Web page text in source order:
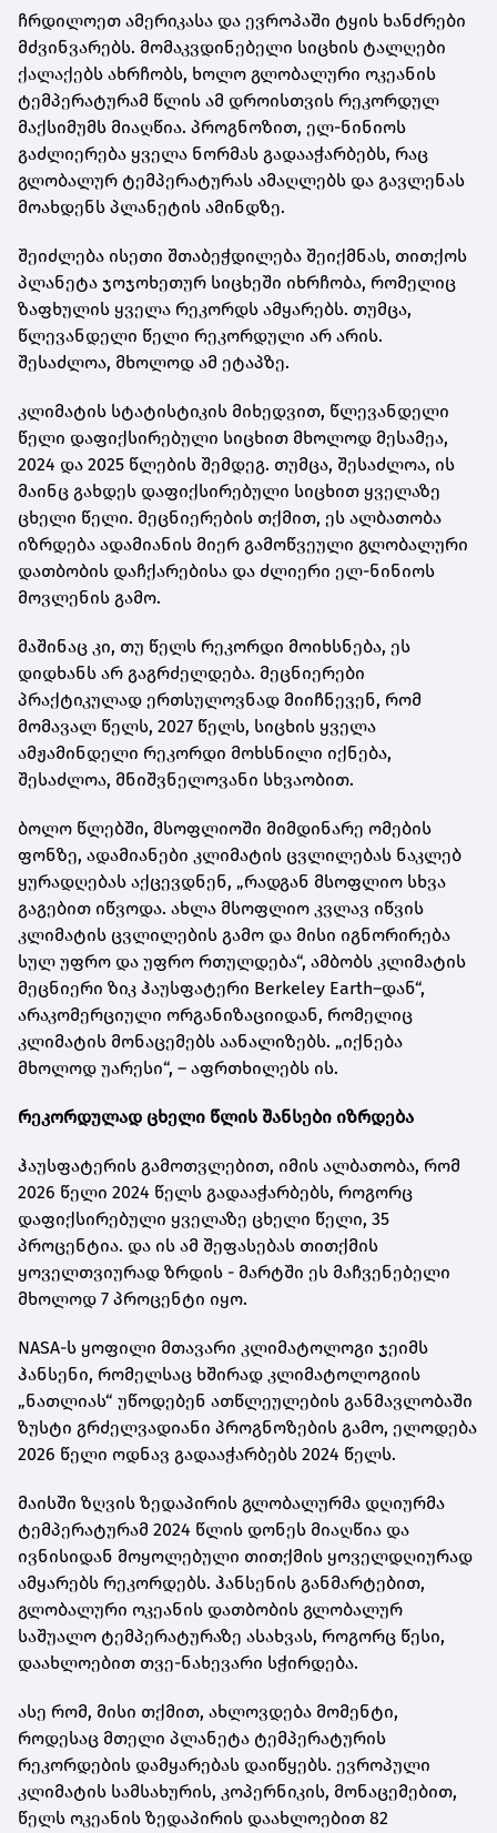
ჩრდილოეთ ამერიკასა და ევროპაში ტყის ხანძრები
მძვინვარებს. მომაკვდინებელი სიცხის ტალღები
ქალაქებს ახრჩობს, ხოლო გლობალური ოკეანის
ტემპერატურამ წლის ამ დროისთვის რეკორდულ
მაქსიმუმს მიაღწია. პროგნოზით, ელ-ნინიოს
გაძლიერება ყველა ნორმას გადააჭარბებს, რაც
გლობალურ ტემპერატურას ამაღლებს და გავლენას
მოახდენს პლანეტის ამინდზე.
შეიძლება ისეთი შთაბეჭდილება შეიქმნას, თითქოს
პლანეტა ჯოჯოხეთურ სიცხეში იხრჩობა, რომელიც
ზაფხულის ყველა რეკორდს ამყარებს. თუმცა,
წლევანდელი წელი რეკორდული არ არის.
შესაძლოა, მხოლოდ ამ ეტაპზე.
კლიმატის სტატისტიკის მიხედვით, წლევანდელი
წელი დაფიქსირებული სიცხით მხოლოდ მესამეა,
2024 და 2025 წლების შემდეგ. თუმცა, შესაძლოა, ის
მაინც გახდეს დაფიქსირებული სიცხით ყველაზე
ცხელი წელი. მეცნიერების თქმით, ეს ალბათობა
იზრდება ადამიანის მიერ გამოწვეული გლობალური
დათბობის დაჩქარებისა და ძლიერი ელ-ნინიოს
მოვლენის გამო.
მაშინაც კი, თუ წელს რეკორდი მოიხსნება, ეს
დიდხანს არ გაგრძელდება. მეცნიერები
პრაქტიკულად ერთსულოვნად მიიჩნევენ, რომ
მომავალ წელს, 2027 წელს, სიცხის ყველა
ამჟამინდელი რეკორდი მოხსნილი იქნება,
შესაძლოა, მნიშვნელოვანი სხვაობით.
ბოლო წლებში, მსოფლიოში მიმდინარე ომების
ფონზე, ადამიანები კლიმატის ცვლილებას ნაკლებ
ყურადღებას აქცევდნენ, „რადგან მსოფლიო სხვა
გაგებით იწვოდა. ახლა მსოფლიო კვლავ იწვის
კლიმატის ცვლილების გამო და მისი იგნორირება
სულ უფრო და უფრო რთულდება“, ამბობს კლიმატის
მეცნიერი ზიკ ჰაუსფატერი Berkeley Earth–დან“,
არაკომერციული ორგანიზაციიდან, რომელიც
კლიმატის მონაცემებს აანალიზებს. „იქნება
მხოლოდ უარესი“, – აფრთხილებს ის.
რეკორდულად ცხელი წლის შანსები იზრდება
ჰაუსფატერის გამოთვლებით, იმის ალბათობა, რომ
2026 წელი 2024 წელს გადააჭარბებს, როგორც
დაფიქსირებული ყველაზე ცხელი წელი, 35
პროცენტია. და ის ამ შეფასებას თითქმის
ყოველთვიურად ზრდის - მარტში ეს მაჩვენებელი
მხოლოდ 7 პროცენტი იყო.
NASA-ს ყოფილი მთავარი კლიმატოლოგი ჯეიმს
ჰანსენი, რომელსაც ხშირად კლიმატოლოგიის
„ნათლიას“ უწოდებენ ათწლეულების განმავლობაში
ზუსტი გრძელვადიანი პროგნოზების გამო, ელოდება
2026 წელი ოდნავ გადააჭარბებს 2024 წელს.
მაისში ზღვის ზედაპირის გლობალურმა დღიურმა
ტემპერატურამ 2024 წლის დონეს მიაღწია და
ივნისიდან მოყოლებული თითქმის ყოველდღიურად
ამყარებს რეკორდებს. ჰანსენის განმარტებით,
გლობალური ოკეანის დათბობის გლობალურ
საშუალო ტემპერატურაზე ასახვას, როგორც წესი,
დაახლოებით თვე-ნახევარი სჭირდება.
ასე რომ, მისი თქმით, ახლოვდება მომენტი,
როდესაც მთელი პლანეტა ტემპერატურის
რეკორდების დამყარებას დაიწყებს. ევროპული
კლიმატის სამსახურის, კოპერნიკის, მონაცემებით,
წელს ოკეანის ზედაპირის დაახლოებით 82